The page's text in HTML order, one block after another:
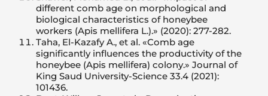
different comb age on morphological and
biological characteristics of honeybee
workers (Apis mellifera L.).» (2020): 277-282.
Taha, El-Kazafy A., et al. «Comb age
significantly influences the productivity of the
honeybee (Apis mellifera) colony.» Journal of
King Saud University-Science 33.4 (2021):
101436.